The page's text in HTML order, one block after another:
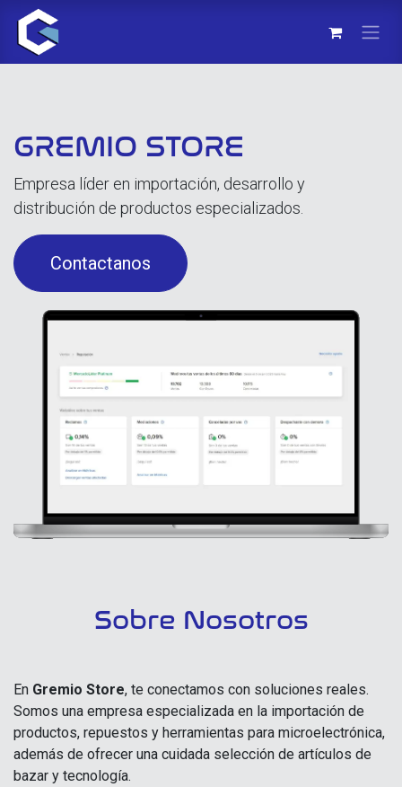
Ir al contenido
GREMIO STORE
Empresa líder en importación, desarrollo y
distribución de productos especializados.
Contactanos
Sobre Nosotros
En Gremio Store, te conectamos con soluciones reales.
Somos una empresa especializada en la importación de
productos, repuestos y herramientas para microelectrónica,
además de ofrecer una cuidada selección de artículos de
bazar y tecnología.